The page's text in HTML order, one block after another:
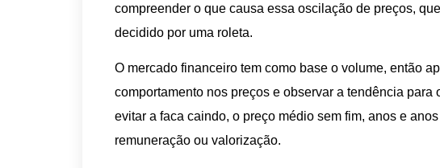
compreender o que causa essa oscilação de preços,
decidido por uma roleta.
O mercado financeiro tem como base o volume, então
comportamento nos preços e observar a tendência para
evitar a faca caindo, o preço médio sem fim, anos e
remuneração ou valorização.